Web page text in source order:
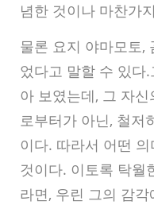
념한 것이나 마찬가
물론 요지 야마모토,
었다고 말할 수 있다
아 보였는데, 그 자신
로부터가 아닌, 철저
이다. 따라서 어떤
것이다. 이토록 탁월
라면, 우린 그의 감